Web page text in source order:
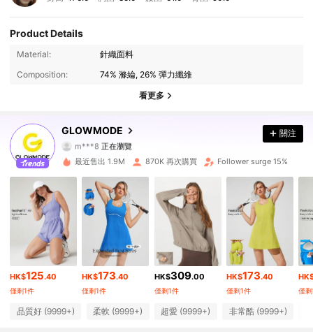
Product Details
Material:
針織面料
Composition:
74% 滌綸, 26% 彈力纖維
看更多
GLOWMODE
2.2M 追蹤者
m***8正在瀏覽
4.92
2.2M 追蹤者
4.92 2.2M 追蹤者
4.92 2.2M 追蹤者
2.2M 追蹤者
4.92 2.2M 追蹤者
2.2M 追蹤者
關注
最近售出 1.9M 870K 再次購買 Follower surge 15%
HK$125.40
僅剩1件
HK$173.40
僅剩1件
HK$309.00
僅剩1件
HK$173.40
僅剩1件 僅
品質好 (9999+) 柔軟 (9999+) 超愛 (9999+) 非常酷 (9999+)